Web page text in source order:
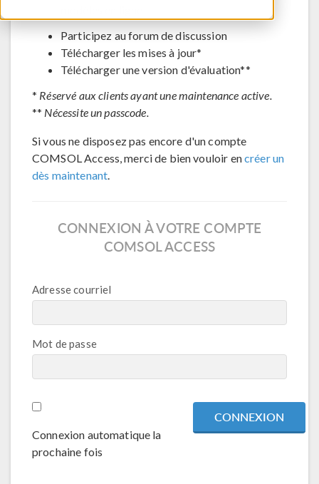
Participez au forum de discussion
Télécharger les mises à jour*
Télécharger une version d'évaluation**
* Réservé aux clients ayant une maintenance active.
** Nécessite un passcode.
Si vous ne disposez pas encore d'un compte
COMSOL Access, merci de bien vouloir encréer un
dès maintenant.
CONNEXION À VOTRE COMPTE
COMSOL ACCESS
Adresse courriel
Mot de passe
Connexion automatique la
prochaine fois